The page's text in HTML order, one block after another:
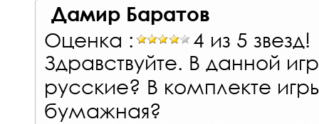
Дамир Баратов
Оценка :
4 из 5 звезд!
Здравствуйте. В данной
русские? В комплекте
бумажная?